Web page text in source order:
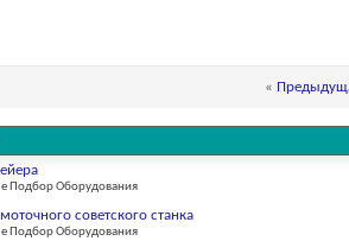
«
Подбор Оборудования
советского станка
Подбор Оборудования